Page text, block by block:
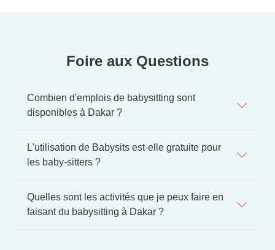
Foire aux Questions
Combien d'emplois de babysitting sont
disponibles à Dakar ?
L'utilisation de Babysits est-elle gratuite pour
les baby-sitters ?
Quelles sont les activités que je peux faire en
faisant du babysitting à Dakar ?